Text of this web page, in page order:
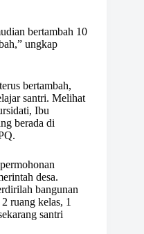
bertambah 10
ungkap
bertambah,
santri. Melihat
Ibu
berada di
desa.
bangunan
ruang kelas, 1
santri